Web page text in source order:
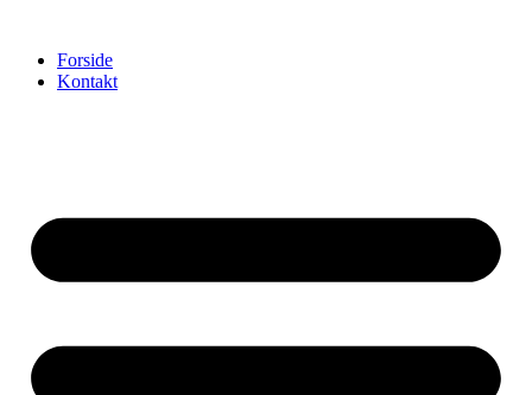
indholdForside
Kontakt